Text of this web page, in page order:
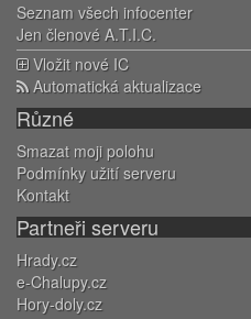
Seznam všech infocenter
Jen členové A.T.I.C.
Vložit nové IC
Automatická aktualizace
Různé
Smazat moji polohu
Podmínky užití serveru
Kontakt
Partneři serveru
Hrady.cz
e-Chalupy.cz
Hory-doly.cz